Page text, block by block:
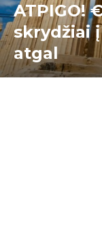
ATPIGO!
skrydžiai
atgal